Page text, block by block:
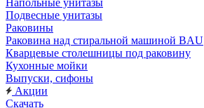
Напольные унитазы
Подвесные унитазы
Раковины
Раковина над стиральной машиной BAU
Кварцевые столешницы под раковину
Кухонные мойки
Выпуски, сифоны
Акции
Скачать